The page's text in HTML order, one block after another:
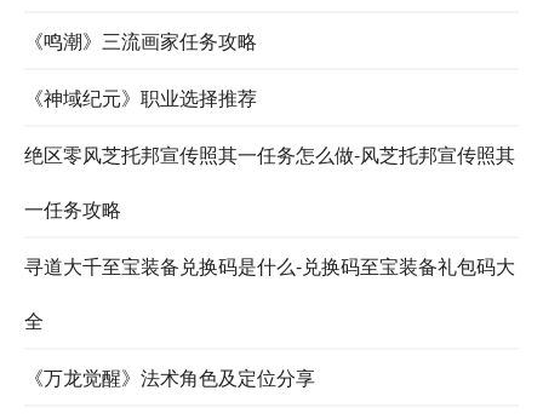
《鸣潮》三流画家任务攻略
《神域纪元》职业选择推荐
绝区零风芝托邦宣传照其一任务怎么做-风芝托邦宣传照其
一任务攻略
寻道大千至宝装备兑换码是什么-兑换码至宝装备礼包码大
全
《万龙觉醒》法术角色及定位分享